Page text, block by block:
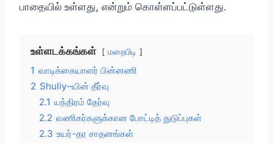
பாதையில் உள்ளது, என்றும் கொள்ளப்பட்டுள்ளது.
உள்ளடக்கங்கள் மறைபிடி
1 வாடிக்கையாளர் பின்னணி
2 Shuliy–யின் தீர்வு
2.1 யந்திரம் தேர்வு
2.2 வணிகர்களுக்கான போட்டித் துடுப்புகள்
2.3 உயர்-தர சாதனங்கள்